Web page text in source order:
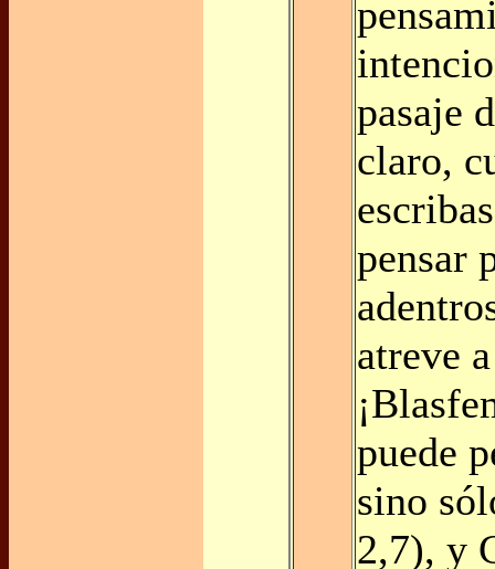
pasaje
claro,
pensar
atreve
puede
sino
2,7), y